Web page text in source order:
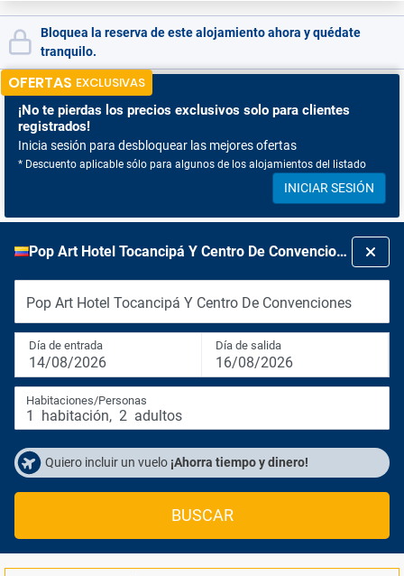
Bloquea la reserva de este alojamiento ahora y quédate
tranquilo.
OFERTAS EXCLUSIVAS
¡No te pierdas los precios exclusivos solo para clientes
registrados!
Inicia sesión para desbloquear las mejores ofertas
* Descuento aplicable sólo para algunos de los alojamientos del listado
INICIAR SESIÓN
Pop Art Hotel Tocancipá Y Centro De Convenciones
Pop Art Hotel Tocancipá Y Centro De Convenciones
Día de entrada
14/08/2026
Día de salida
16/08/2026
Habitaciones/Personas
1 habitación, 2 adultos
Quiero incluir un vuelo ¡Ahorra tiempo y dinero!
BUSCAR